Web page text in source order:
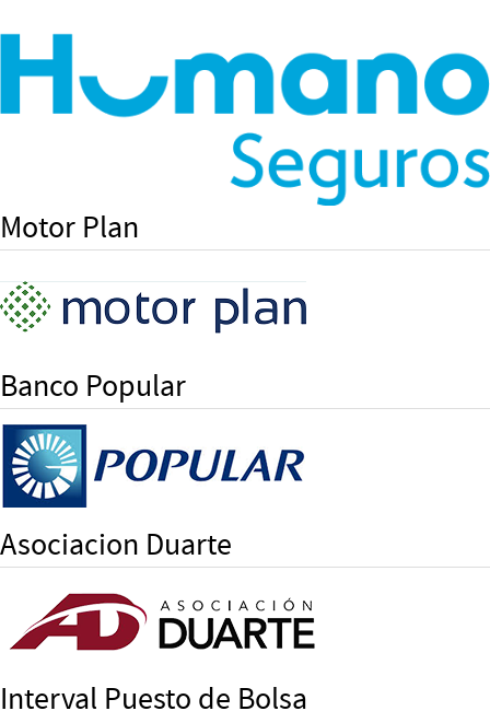
Motor Plan
Banco Popular
Asociacion Duarte
Interval Puesto de Bolsa